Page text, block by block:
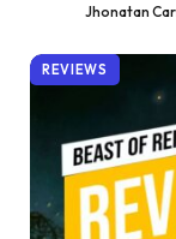
Jhonatan
REVIEWS